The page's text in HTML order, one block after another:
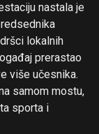
nastala je
lokalnih
prerastao
više učesnika.
samom mostu,
sporta i